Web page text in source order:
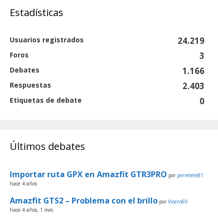
Estadísticas
Usuarios registrados 24.219
Foros 3
Debates 1.166
Respuestas 2.403
Etiquetas de debate 0
Últimos debates
Importar ruta GPX en Amazfit GTR3PRO por perretete81
hace 4 años
Amazfit GTS2 – Problema con el brillo porVicens69
hace 4 años, 1 mes